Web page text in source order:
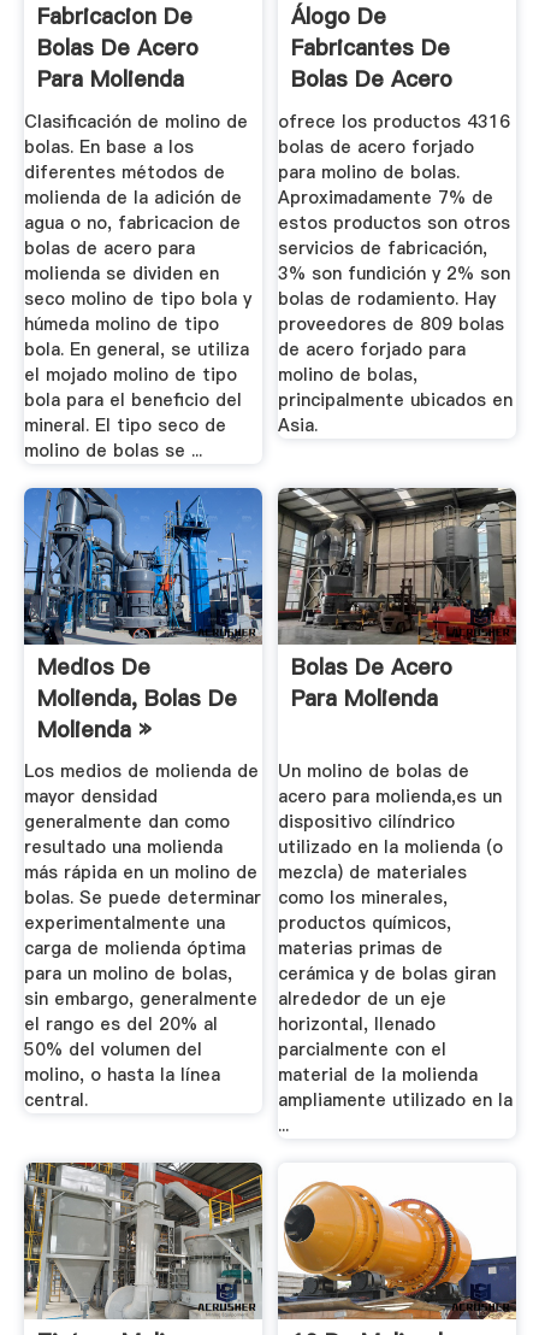
Fabricacion De
Bolas De Acero
Para Molienda
Clasificación de molino de
bolas. En base a los
diferentes métodos de
molienda de la adición de
agua o no, fabricacion de
bolas de acero para
molienda se dividen en
seco molino de tipo bola y
húmeda molino de tipo
bola. En general, se utiliza
el mojado molino de tipo
bola para el beneficio del
mineral. El tipo seco de
molino de bolas se ...
Álogo De
Fabricantes De
Bolas De Acero
Forjado Para ...
ofrece los productos 4316
bolas de acero forjado
para molino de bolas.
Aproximadamente 7% de
estos productos son otros
servicios de fabricación,
3% son fundición y 2% son
bolas de rodamiento. Hay
proveedores de 809 bolas
de acero forjado para
molino de bolas,
principalmente ubicados en
Asia.
Medios De
Molienda, Bolas De
Molienda »
COTECNO ...
Los medios de molienda de
mayor densidad
generalmente dan como
resultado una molienda
más rápida en un molino de
bolas. Se puede determinar
experimentalmente una
carga de molienda óptima
para un molino de bolas,
sin embargo, generalmente
el rango es del 20% al
50% del volumen del
molino, o hasta la línea
central.
Bolas De Acero
Para Molienda
Un molino de bolas de
acero para molienda,es un
dispositivo cilíndrico
utilizado en la molienda (o
mezcla) de materiales
como los minerales,
productos químicos,
materias primas de
cerámica y de bolas giran
alrededor de un eje
horizontal, llenado
parcialmente con el
material de la molienda
ampliamente utilizado en la
...